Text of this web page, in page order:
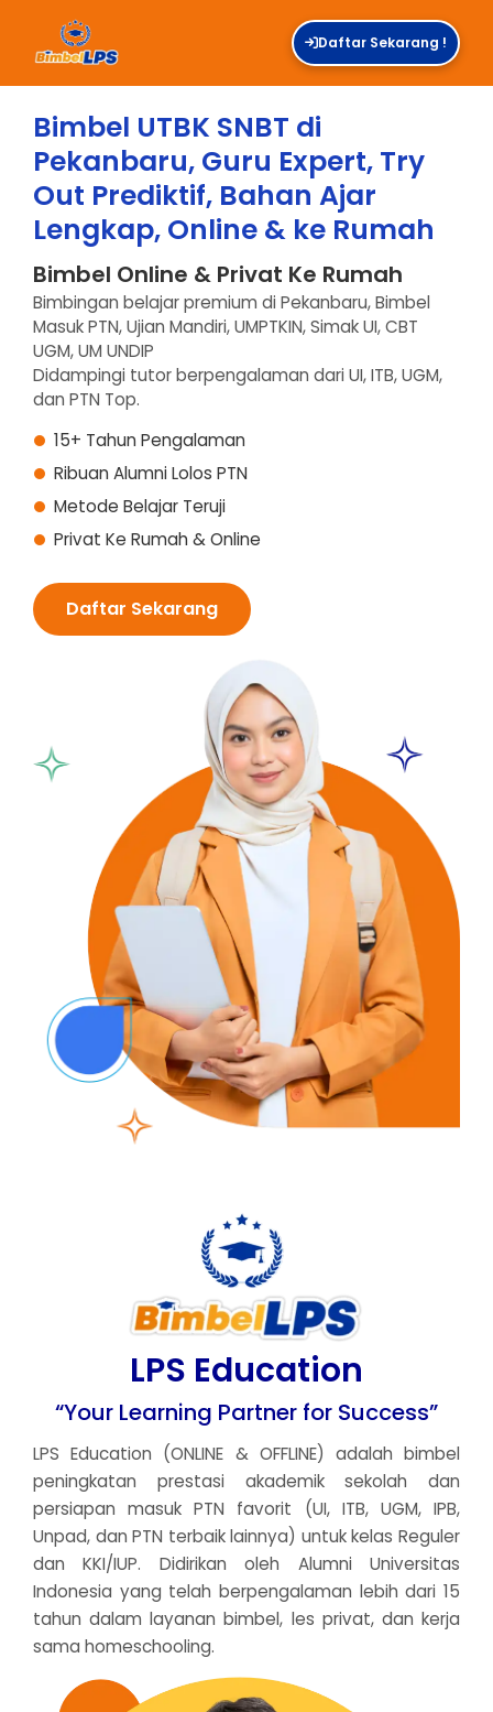
Daftar Sekarang !
Bimbel UTBK SNBT di
Pekanbaru, Guru Expert, Try
Out Prediktif, Bahan Ajar
Lengkap, Online & ke Rumah
Bimbel Online & Privat Ke Rumah
Bimbingan belajar premium di Pekanbaru, Bimbel
Masuk PTN, Ujian Mandiri, UMPTKIN, Simak UI, CBT
UGM, UM UNDIP
Didampingi tutor berpengalaman dari UI, ITB, UGM,
dan PTN Top.
15+ Tahun Pengalaman
Ribuan Alumni Lolos PTN
Metode Belajar Teruji
Privat Ke Rumah & Online
Daftar Sekarang
LPS Education
“Your Learning Partner for Success”
LPS Education (ONLINE & OFFLINE) adalah bimbel
peningkatan prestasi akademik sekolah dan
persiapan masuk PTN favorit (UI, ITB, UGM, IPB,
Unpad, dan PTN terbaik lainnya) untuk kelas Reguler
dan KKI/IUP. Didirikan oleh Alumni Universitas
Indonesia yang telah berpengalaman lebih dari 15
tahun dalam layanan bimbel, les privat, dan kerja
sama homeschooling.